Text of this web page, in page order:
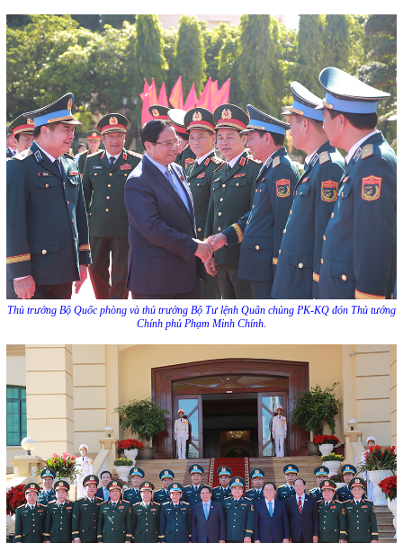
Thủ trưởng Bộ Quốc phòng và thủ trưởng Bộ Tư lệnh Quân chủng PK-KQ đón Thủ tướng
Chính phủ Phạm Minh Chính.